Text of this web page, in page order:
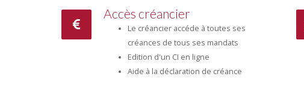
Accès créancier
Le créancier accéde à toutes ses
créances de tous ses mandats
Edition d'un CI en ligne
Aide à la déclaration de créance